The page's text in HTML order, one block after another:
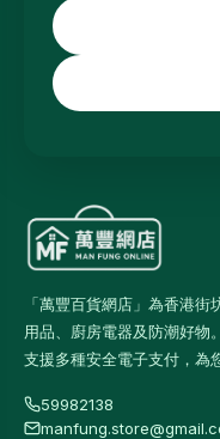
「萬豐百貨網店」為香港
用品、廚房電器及防潮好物
支援多種安全電子支付，為
59982138